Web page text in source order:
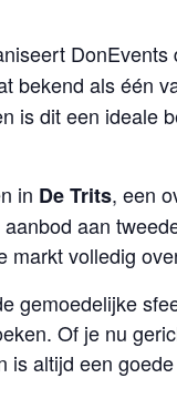
DonEvents
bekend als één
is dit een ideale
in De Trits, een
aan
markt volledig
gemoedelijke
Of je nu
is altijd een